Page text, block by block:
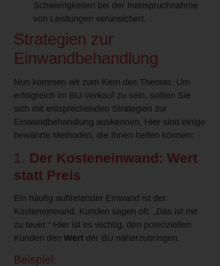
Schwierigkeiten bei der Inanspruchnahme
von Leistungen verunsichert.
Strategien zur
Einwandbehandlung
Nun kommen wir zum Kern des Themas. Um
erfolgreich im BU-Verkauf zu sein, sollten Sie
sich mit entsprechenden Strategien zur
Einwandbehandlung auskennen. Hier sind einige
bewährte Methoden, die Ihnen helfen können:
1. Der Kosteneinwand: Wert
statt Preis
Ein häufig auftretender Einwand ist der
Kosteneinwand. Kunden sagen oft: „Das ist mir
zu teuer.“ Hier ist es wichtig, den potenziellen
Kunden den Wertder BU näherzubringen.
Beispiel: